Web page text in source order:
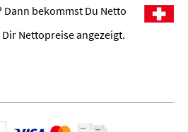
Dann bekommst Du Netto
Nettopreise angezeigt.